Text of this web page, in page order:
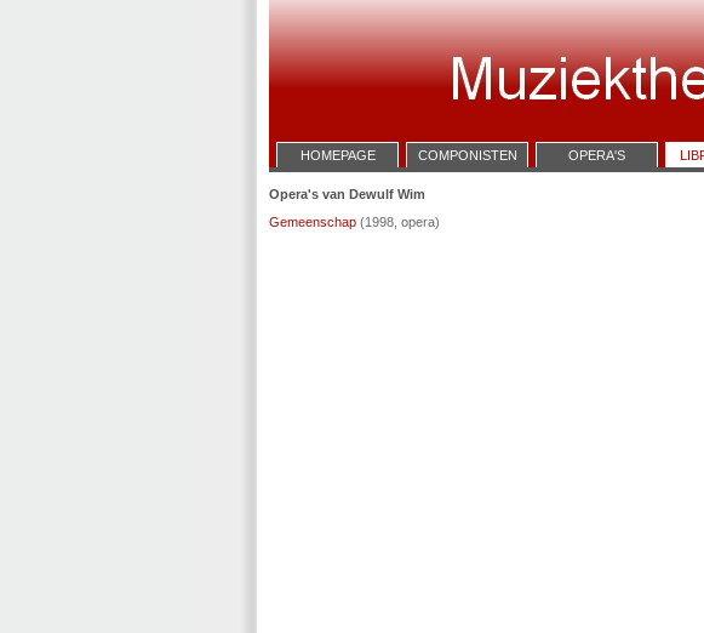
HOMEPAGE COMPONISTEN OPERA'S
Opera's van Dewulf Wim
Gemeenschap (1998, opera)